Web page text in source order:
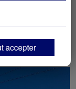
liées à la
techniquesseront
"Tout accepter",
les modifier à tout
situé en bas de
accepter